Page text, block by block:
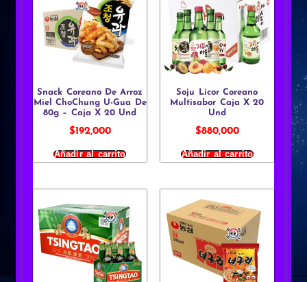
Snack Coreano De Arroz
Miel ChoChung U-Gua De
80g – Caja X 20 Und
$192,000
Añadir al carrito
Soju Licor Coreano
Multisabor Caja X 20
Und
$880,000
Añadir al carrito